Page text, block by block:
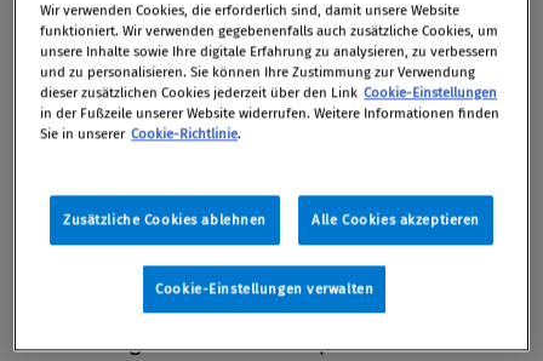
Die effektive Nutzung von Cloud- und Edge-
Diensten, das Verständnis für die Rolle von
Datenmittlern und die strategische Einrichtung von
Datenräumen sind entscheidend, um
Wettbewerbsvorteile zu sichern und gleichzeitig
Fundiertes Wissen und praktische Strategien sind
die Lösung, um diese Herausforderungen zu
meistern. Sie lernen, wie Sie technologische
Innovationen rechtssicher nutzen, Ihre
Datenmanagement-Praktiken optimieren und
Wir verwenden Cookies, die erforderlich sind, damit unsere Website
funktioniert. Wir verwenden gegebenenfalls auch zusätzliche Cookies, um
unsere Inhalte sowie Ihre digitale Erfahrung zu analysieren, zu verbessern
und zu personalisieren. Sie können Ihre Zustimmung zur Verwendung
dieser zusätzlichen Cookies jederzeit über den Link Cookie-Einstellungen
in der Fußzeile unserer Website widerrufen. Weitere Informationen finden
Sie in unserer Cookie-Richtlinie.
Zusätzliche Cookies ablehnen Alle Cookies akzeptieren
Cookie-Einstellungen verwalten